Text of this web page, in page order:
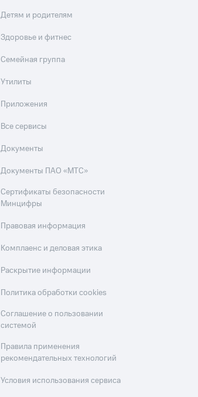
Детям и родителям
Здоровье и фитнес
Семейная группа
Утилиты
Приложения
Все сервисы
Документы
Документы ПАО «МТС»
Сертификаты безопасности
Минцифры
Правовая информация
Комплаенс и деловая этика
Раскрытие информации
Политика обработки cookies
Соглашение о пользовании
системой
Правила применения
рекомендательных технологий
Условия использования сервиса